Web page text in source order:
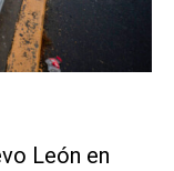
León en